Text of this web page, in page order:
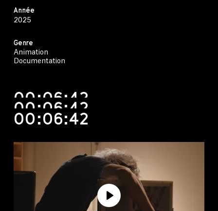
Année
2025
Genre
Animation
Documentation
00:06:42
00:06:42
00:06:42
Play